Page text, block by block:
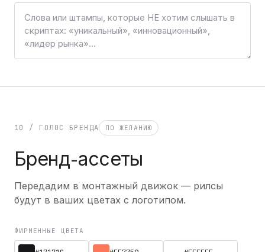
10 / ГОЛОС БРЕНДА ПО ЖЕЛАНИЮ
Бренд-ассеты
Передадим в монтажный движок — рилсы
будут в ваших цветах с логотипом.
ФИРМЕННЫЕ ЦВЕТА